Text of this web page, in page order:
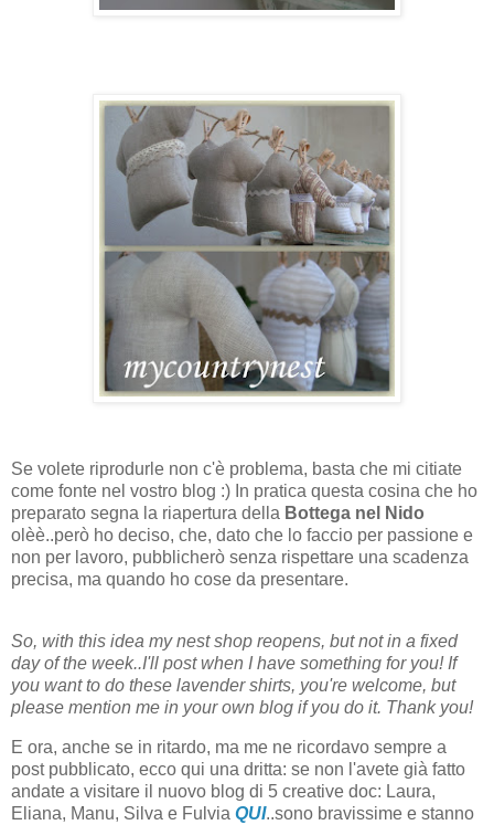
Se volete riprodurle non c'è problema, basta che mi citiate
come fonte nel vostro blog :) In pratica questa cosina che ho
preparato segna la riapertura della Bottega nel Nido
olèè..però ho deciso, che, dato che lo faccio per passione e
non per lavoro, pubblicherò senza rispettare una scadenza
precisa, ma quando ho cose da presentare.
So, with this idea my nest shop reopens, but not in a fixed
day of the week..I'll post when I have something for you! If
you want to do these lavender shirts, you're welcome, but
please mention me in your own blog if you do it. Thank you!
E ora, anche se in ritardo, ma me ne ricordavo sempre a
post pubblicato, ecco qui una dritta: se non l'avete già fatto
andate a visitare il nuovo blog di 5 creative doc: Laura,
Eliana, Manu, Silva e Fulvia QUI..sono bravissime e stanno